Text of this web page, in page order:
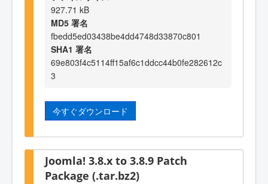
927.71 kB
MD5 署名
fbedd5ed03438be4dd4748d33870c801
SHA1 署名
69e803f4c5114ff15af6c1ddcc44b0fe282612c
3
今すぐダウンロード
Joomla! 3.8.x to 3.8.9 Patch
Package (.tar.bz2)